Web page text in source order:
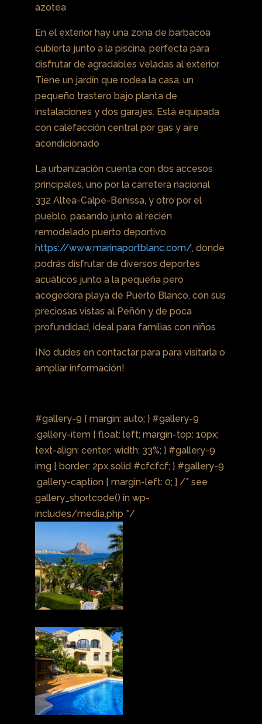
azotea
En el exterior hay una zona de barbacoa
cubierta junto a la piscina, perfecta para
disfrutar de agradables veladas al exterior.
Tiene un jardín que rodea la casa, un
pequeño trastero bajo planta de
instalaciones y dos garajes. Está equipada
con calefacción central por gas y aire
acondicionado
La urbanización cuenta con dos accesos
principales, uno por la carretera nacional
332 Altea-Calpe-Benissa, y otro por el
pueblo, pasando junto al recién
remodelado puerto deportivo
https://www.marinaportblanc.com/, donde
podrás disfrutar de diversos deportes
acuáticos junto a la pequeña pero
acogedora playa de Puerto Blanco, con sus
preciosas vistas al Peñón y de poca
profundidad, ideal para familias con niños
¡No dudes en contactar para para visitarla o
ampliar información!
#gallery-9 { margin: auto; } #gallery-9
.gallery-item { float: left; margin-top: 10px;
text-align: center; width: 33%; } #gallery-9
img { border: 2px solid #cfcfcf; } #gallery-9
.gallery-caption { margin-left: 0; } /* see
gallery_shortcode() in wp-
includes/media.php */